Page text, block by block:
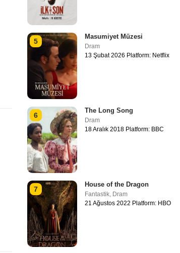
5
Masumiyet Müzesi
Dram
13 Şubat 2026 Platform: Netflix
6
The Long Song
Dram
18 Aralık 2018 Platform: BBC
7
House of the Dragon
Fantastik, Dram
21 Ağustos 2022 Platform: HBO